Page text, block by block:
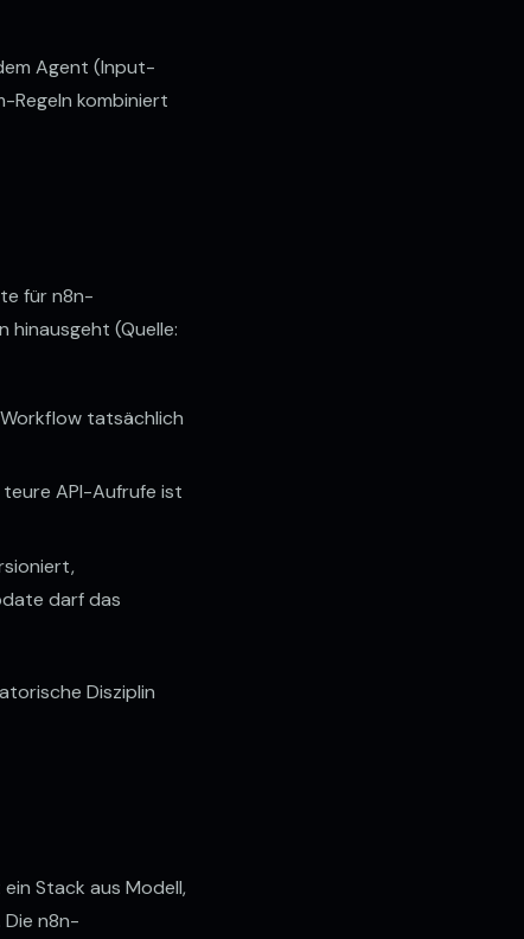
Agent (Input-
Regeln kombiniert
für n8n-
hinausgeht (Quelle:
tatsächlich
API-Aufrufe ist
darf das
Disziplin
Stack aus Modell,
Die n8n-
Cookie-Einstellungen